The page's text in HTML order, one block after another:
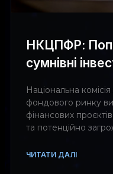
НКЦПФР:
сумнівні
Національна
фондового ринку
фінансових
та потенційно
ЧИТАТИ ДАЛІ